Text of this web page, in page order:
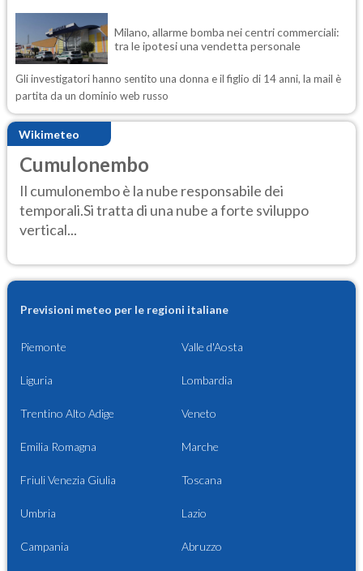
Milano, allarme bomba nei centri commerciali:
tra le ipotesi una vendetta personale
Gli investigatori hanno sentito una donna e il figlio di 14 anni, la mail è
partita da un dominio web russo
Wikimeteo
Cumulonembo
Il cumulonembo è la nube responsabile dei
temporali.Si tratta di una nube a forte sviluppo
vertical...
Previsioni meteo per le regioni italiane
Piemonte Valle d'Aosta
Liguria Lombardia
Trentino Alto Adige Veneto
Emilia Romagna Marche
Friuli Venezia Giulia Toscana
Umbria Lazio
Campania Abruzzo